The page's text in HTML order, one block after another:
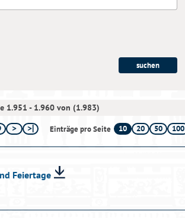
1.951 - 1.960 von (1.983)
Einträge pro Seite 10 20 50 100
Feiertage